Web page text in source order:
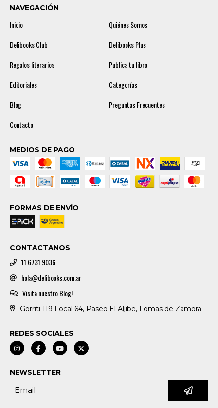
NAVEGACIÓN
Inicio
Quiénes Somos
Delibooks Club
Delibooks Plus
Regalos literarios
Publica tu libro
Editoriales
Categorías
Blog
Preguntas Frecuentes
Contacto
MEDIOS DE PAGO
FORMAS DE ENVÍO
CONTACTANOS
11 6731 9036
hola@delibooks.com.ar
Visita nuestro Blog!
Gorriti 119 Local 64, Paseo El Aljibe, Lomas de Zamora
REDES SOCIALES
NEWSLETTER